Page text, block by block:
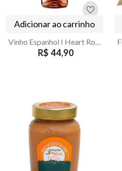
Adicionar ao carrinho
R$ 44,90